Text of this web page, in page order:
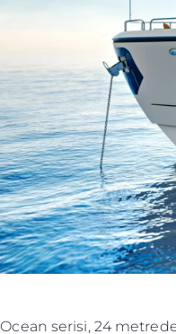
serisi, 24